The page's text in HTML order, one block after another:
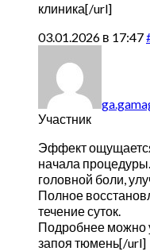
клиника[/url]
03.01.2026 в 17:47
Участник
Эффект
начала
головной боли,
Полное
течение суток.
Подробнее можно
запоя тюмень[/url]